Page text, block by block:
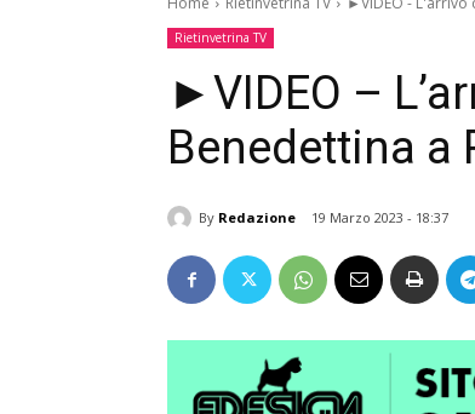
Rietinvetrina TV
►VIDEO –
Benedettina a
By Redazione 19 Marzo 2023 - 18:37